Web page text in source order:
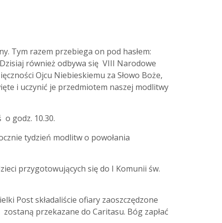
Tym razem przebiega on pod hasłem:
również odbywa się VIII Narodowe
Ojcu Niebieskiemu za Słowo Boże,
i uczynić je przedmiotem naszej modlitwy
godz. 10.30.
tydzień modlitw o powołania
przygotowujących się do I Komunii św.
Post składaliście ofiary zaoszczędzone
przekazane do Caritasu. Bóg zapłać